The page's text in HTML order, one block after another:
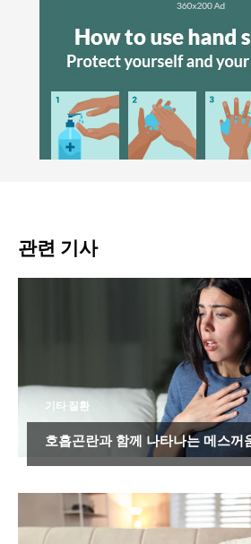
관련 기사
기타 질환
호흡곤란과 함께 나타나는 메스꺼